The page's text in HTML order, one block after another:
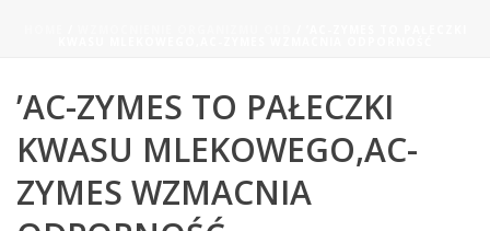
’AC-ZYMES TO PAŁECZKI
KWASU MLEKOWEGO,AC-
ZYMES WZMACNIA